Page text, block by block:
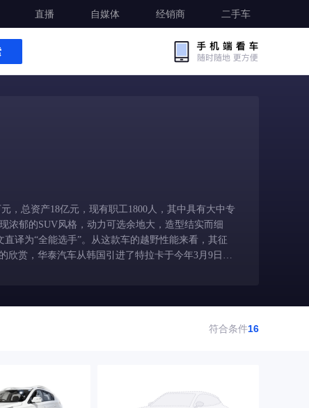
直播 自媒体 经销商 二手车
总资产18亿元，现有职工1800人，其中具有大中专
郁的SUV风格，动力可选余地大，造型结实而细
译为“全能选手”。从这款车的越野性能来看，其征
欣赏，华泰汽车从韩国引进了特拉卡于今年3月9日正
符合条件16